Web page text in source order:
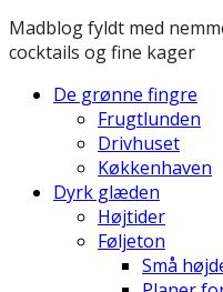
Madblog fyldt med
cocktails og fine kager
De grønne fingre
Frugtlunden
Drivhuset
Køkkenhaven
Dyrk glæden
Højtider
Føljeton
Små